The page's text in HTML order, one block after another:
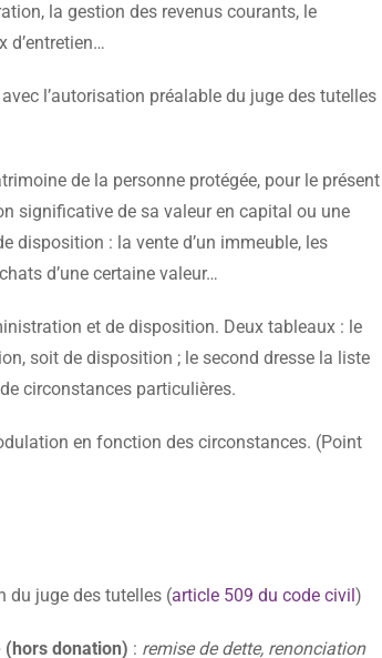
la gestion des revenus courants, le
d’entretien…
l’autorisation préalable du juge des tutelles
de la personne protégée, pour le présent
significative de sa valeur en capital ou une
disposition : la vente d’un immeuble, les
d’une certaine valeur…
et de disposition. Deux tableaux : le
soit de disposition ; le second dresse la liste
circonstances particulières.
en fonction des circonstances. (Point
du juge des tutelles (article 509 du code civil)
donation) : remise de dette, renonciation